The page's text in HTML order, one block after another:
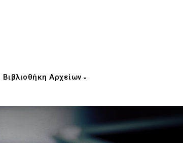
Βιβλιοθήκη Αρχείων